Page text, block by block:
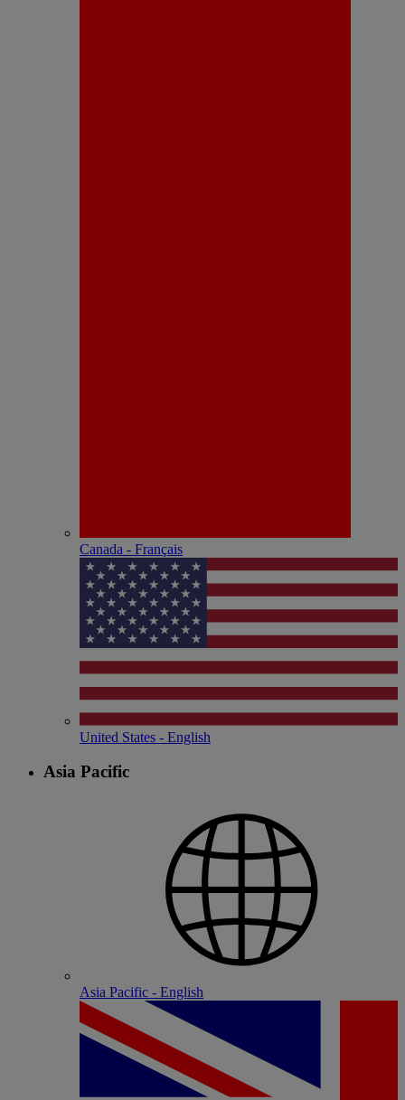
Canada - Français
United States - English
Asia Pacific
Asia Pacific - English